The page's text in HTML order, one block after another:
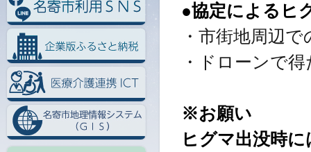
●協定によるヒ
・市街地周辺
・ドローンで
※お願い
ヒグマ出没時